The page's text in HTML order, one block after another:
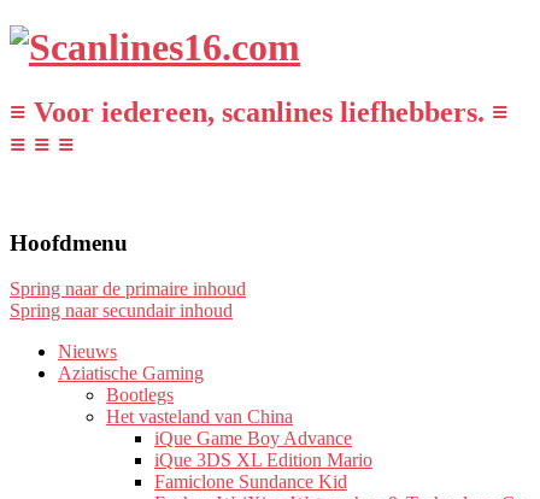
≡ Voor iedereen, scanlines liefhebbers. ≡
≡ ≡ ≡
Hoofdmenu
Spring naar de primaire inhoud
Spring naar secundair inhoud
Nieuws
Aziatische Gaming
Bootlegs
Het vasteland van China
iQue Game Boy Advance
iQue 3DS XL Edition Mario
Famiclone Sundance Kid